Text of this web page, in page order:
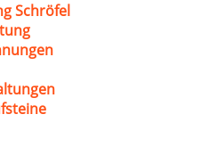
Schröfel